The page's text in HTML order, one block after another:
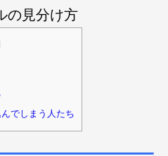
の見分け方
でしまう人たち